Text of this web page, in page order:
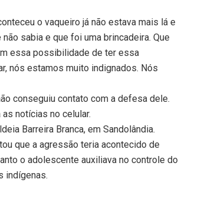
o vaqueiro já não estava mais lá e
sabia e que foi uma brincadeira. Que
essa possibilidade de ter essa
nós estamos muito indignados. Nós
conseguiu contato com a defesa dele.
notícias no celular.
Barreira Branca, em Sandolândia.
que a agressão teria acontecido de
o adolescente auxiliava no controle do
indígenas.